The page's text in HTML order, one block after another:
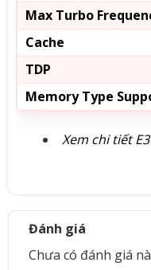
Max Turbo
Cache
TDP
Memory Type
Xem chi tiết
Đánh giá
Chưa có đánh giá